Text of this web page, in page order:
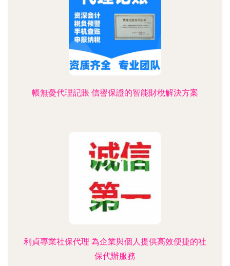
帳無憂代理記賬 信譽保證的智能財稅解決方案
利貞專業社保代理 為企業與個人提供高效便捷的社
保代辦服務